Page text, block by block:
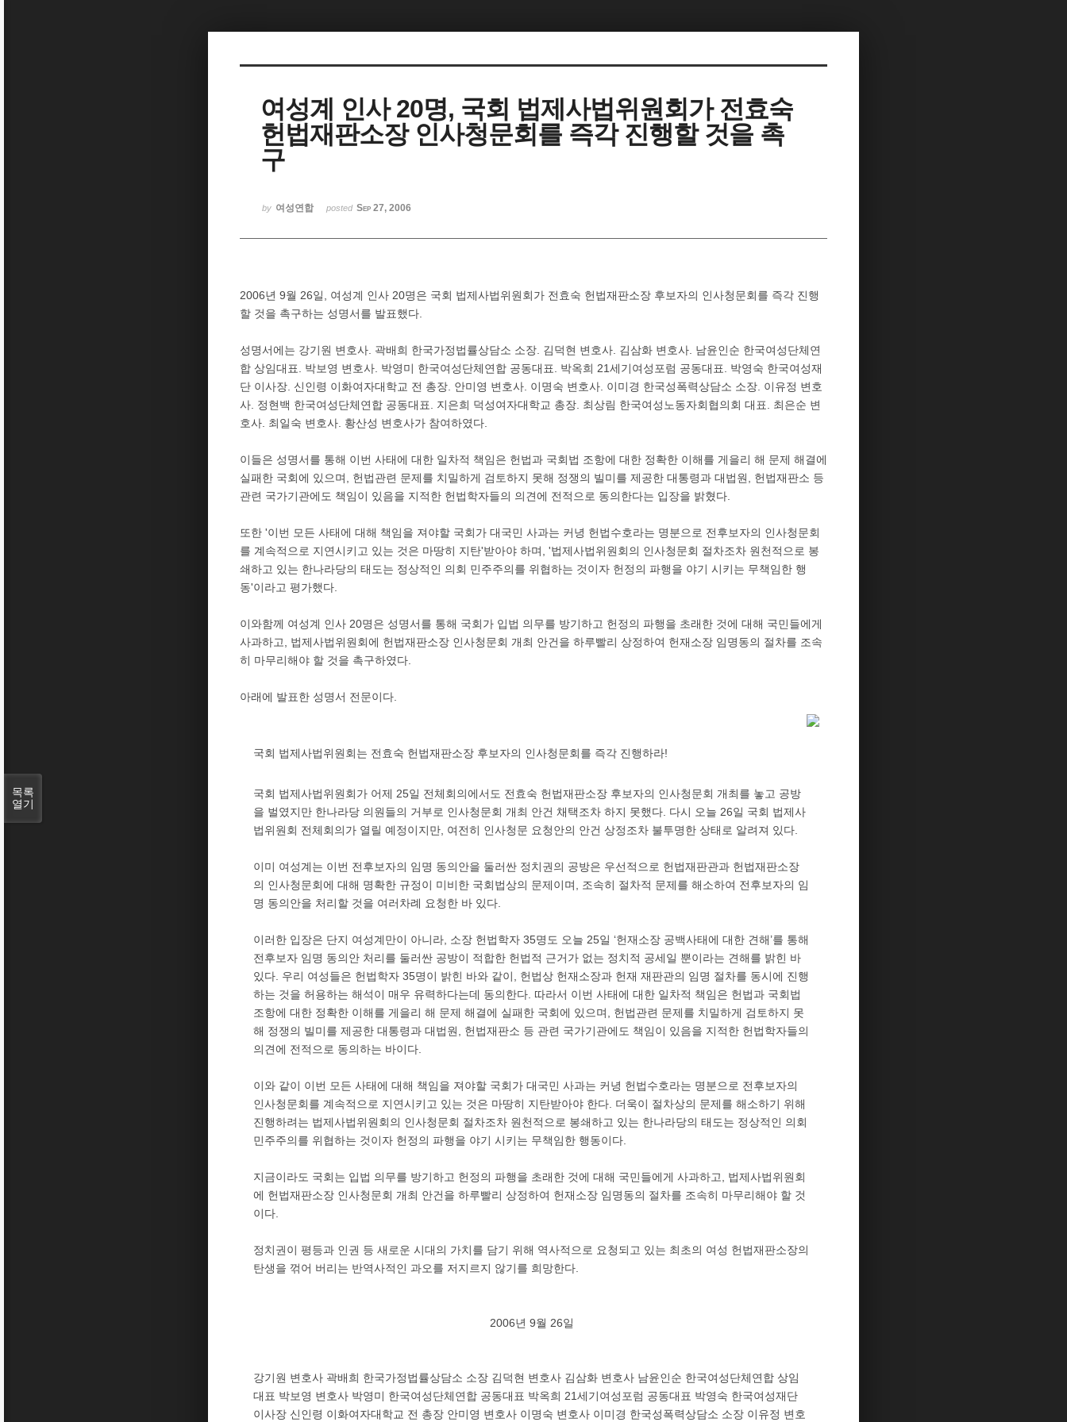
여성계 인사 20명, 국회 법제사법위원회가 전효숙
헌법재판소장 인사청문회를 즉각 진행할 것을 촉
구
by 여성연합 posted Sep 27, 2006
2006년 9월 26일, 여성계 인사 20명은 국회 법제사법위원회가 전효숙 헌법재판소장 후보자의 인사청문회를 즉각 진행
할 것을 촉구하는 성명서를 발표했다.
성명서에는 강기원 변호사. 곽배희 한국가정법률상담소 소장. 김덕현 변호사. 김삼화 변호사. 남윤인순 한국여성단체연
합 상임대표. 박보영 변호사. 박영미 한국여성단체연합 공동대표. 박옥희 21세기여성포럼 공동대표. 박영숙 한국여성재
단 이사장. 신인령 이화여자대학교 전 총장. 안미영 변호사. 이명숙 변호사. 이미경 한국성폭력상담소 소장. 이유정 변호
사. 정현백 한국여성단체연합 공동대표. 지은희 덕성여자대학교 총장. 최상림 한국여성노동자회협의회 대표. 최은순 변
호사. 최일숙 변호사. 황산성 변호사가 참여하였다.
이들은 성명서를 통해 이번 사태에 대한 일차적 책임은 헌법과 국회법 조항에 대한 정확한 이해를 게을리 해 문제 해결에
실패한 국회에 있으며, 헌법관련 문제를 치밀하게 검토하지 못해 정쟁의 빌미를 제공한 대통령과 대법원, 헌법재판소 등
관련 국가기관에도 책임이 있음을 지적한 헌법학자들의 의견에 전적으로 동의한다는 입장을 밝혔다.
또한 '이번 모든 사태에 대해 책임을 져야할 국회가 대국민 사과는 커녕 헌법수호라는 명분으로 전후보자의 인사청문회
를 계속적으로 지연시키고 있는 것은 마땅히 지탄'받아야 하며, '법제사법위원회의 인사청문회 절차조차 원천적으로 봉
쇄하고 있는 한나라당의 태도는 정상적인 의회 민주주의를 위협하는 것이자 헌정의 파행을 야기 시키는 무책임한 행
동'이라고 평가했다.
이와함께 여성계 인사 20명은 성명서를 통해 국회가 입법 의무를 방기하고 헌정의 파행을 초래한 것에 대해 국민들에게
사과하고, 법제사법위원회에 헌법재판소장 인사청문회 개최 안건을 하루빨리 상정하여 헌재소장 임명동의 절차를 조속
히 마무리해야 할 것을 촉구하였다.
아래에 발표한 성명서 전문이다.
국회 법제사법위원회는 전효숙 헌법재판소장 후보자의 인사청문회를 즉각 진행하라!
국회 법제사법위원회가 어제 25일 전체회의에서도 전효숙 헌법재판소장 후보자의 인사청문회 개최를 놓고 공방
을 벌였지만 한나라당 의원들의 거부로 인사청문회 개최 안건 채택조차 하지 못했다. 다시 오늘 26일 국회 법제사
법위원회 전체회의가 열릴 예정이지만, 여전히 인사청문 요청안의 안건 상정조차 불투명한 상태로 알려져 있다.
이미 여성계는 이번 전후보자의 임명 동의안을 둘러싼 정치권의 공방은 우선적으로 헌법재판관과 헌법재판소장
의 인사청문회에 대해 명확한 규정이 미비한 국회법상의 문제이며, 조속히 절차적 문제를 해소하여 전후보자의 임
명 동의안을 처리할 것을 여러차례 요청한 바 있다.
이러한 입장은 단지 여성계만이 아니라, 소장 헌법학자 35명도 오늘 25일 ‘헌재소장 공백사태에 대한 견해’를 통해
전후보자 임명 동의안 처리를 둘러싼 공방이 적합한 헌법적 근거가 없는 정치적 공세일 뿐이라는 견해를 밝힌 바
있다. 우리 여성들은 헌법학자 35명이 밝힌 바와 같이, 헌법상 헌재소장과 헌재 재판관의 임명 절차를 동시에 진행
하는 것을 허용하는 해석이 매우 유력하다는데 동의한다. 따라서 이번 사태에 대한 일차적 책임은 헌법과 국회법
조항에 대한 정확한 이해를 게을리 해 문제 해결에 실패한 국회에 있으며, 헌법관련 문제를 치밀하게 검토하지 못
해 정쟁의 빌미를 제공한 대통령과 대법원, 헌법재판소 등 관련 국가기관에도 책임이 있음을 지적한 헌법학자들의
의견에 전적으로 동의하는 바이다.
이와 같이 이번 모든 사태에 대해 책임을 져야할 국회가 대국민 사과는 커녕 헌법수호라는 명분으로 전후보자의
인사청문회를 계속적으로 지연시키고 있는 것은 마땅히 지탄받아야 한다. 더욱이 절차상의 문제를 해소하기 위해
진행하려는 법제사법위원회의 인사청문회 절차조차 원천적으로 봉쇄하고 있는 한나라당의 태도는 정상적인 의회
민주주의를 위협하는 것이자 헌정의 파행을 야기 시키는 무책임한 행동이다.
지금이라도 국회는 입법 의무를 방기하고 헌정의 파행을 초래한 것에 대해 국민들에게 사과하고, 법제사법위원회
에 헌법재판소장 인사청문회 개최 안건을 하루빨리 상정하여 헌재소장 임명동의 절차를 조속히 마무리해야 할 것
이다.
정치권이 평등과 인권 등 새로운 시대의 가치를 담기 위해 역사적으로 요청되고 있는 최초의 여성 헌법재판소장의
탄생을 꺾어 버리는 반역사적인 과오를 저지르지 않기를 희망한다.
2006년 9월 26일
강기원 변호사 곽배희 한국가정법률상담소 소장 김덕현 변호사 김삼화 변호사 남윤인순 한국여성단체연합 상임
대표 박보영 변호사 박영미 한국여성단체연합 공동대표 박옥희 21세기여성포럼 공동대표 박영숙 한국여성재단
이사장 신인령 이화여자대학교 전 총장 안미영 변호사 이명숙 변호사 이미경 한국성폭력상담소 소장 이유정 변호
목록
열기
Sketchbook5, 스케치북5
Sketchbook5, 스케치북5